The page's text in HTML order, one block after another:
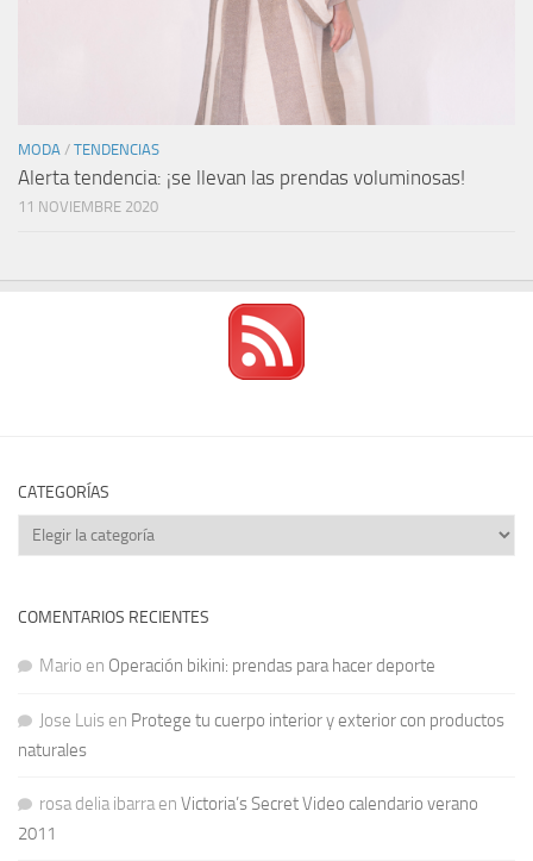
MODA / TENDENCIAS
Alerta tendencia: ¡se llevan las prendas voluminosas!
11 NOVIEMBRE 2020
CATEGORÍAS
Categorías
COMENTARIOS RECIENTES
Mario en Operación bikini: prendas para hacer deporte
Jose Luis en Protege tu cuerpo interior y exterior con productos
naturales
rosa delia ibarraen Victoria’s Secret Video calendario verano
2011